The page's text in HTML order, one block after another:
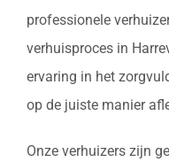
professionele
verhuisproces in
ervaring in het
op de juiste manier
Onze verhuizers zijn